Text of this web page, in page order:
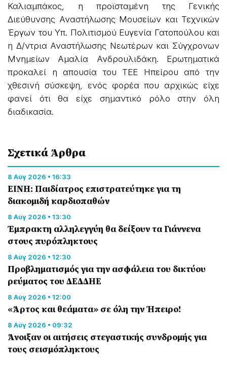
Καλιαμπάκος, η προϊσταμένη της Γενικής
Διεύθυνσης Αναστήλωσης Μουσείων και Τεχνικών
Έργων του Υπ. Πολιτισμού Ευγενία Γατοπούλου και
η Δ/ντρια Αναστήλωσης Νεωτέρων και Σύγχρονων
Μνημείων Αμαλία Ανδρουλιδάκη. Ερωτηματικά
προκαλεί η απουσία του ΤΕΕ Ηπείρου από την
χθεσινή σύσκεψη, ενός φορέα που αρχικώς είχε
φανεί ότι θα είχε σημαντικό ρόλο στην όλη
διαδικασία.
Σχετικά Άρθρα
8 Αύγ 2026 • 16:33
ΕΙΝΗ: Παιδίατρος επιστρατεύτηκε για τη
διακομιδή καρδιοπαθών
8 Αύγ 2026 • 13:30
Έμπρακτη αλληλεγγύη θα δείξουν τα Γιάννενα
στους πυρόπληκτους
8 Αύγ 2026 • 12:30
Προβληματισμός για την ασφάλεια του δικτύου
ρεύματος του ΔΕΔΔΗΕ
8 Αύγ 2026 • 12:00
«Άρτος και θεάματα» σε όλη την Ήπειρο!
8 Αύγ 2026 • 09:32
Άνοιξαν οι αιτήσεις στεγαστικής συνδρομής για
τους σεισμόπληκτους